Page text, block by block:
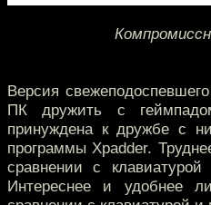
Версия
ПК дружить с
принуждена к дружбе с
программы Xpadder.
сравнении с
Интереснее и удобнее